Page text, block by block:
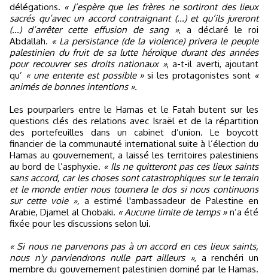
délégations. « J’espère que les frères ne sortiront des lieux
sacrés qu’avec un accord contraignant (...) et qu’ils jureront
(...) d’arrêter cette effusion de sang », a déclaré le roi
Abdallah. « La persistance (de la violence) privera le peuple
palestinien du fruit de sa lutte héroïque durant des années
pour recouvrer ses droits nationaux », a-t-il averti, ajoutant
qu’ « une entente est possible »si les protagonistes sont «
animés de bonnes intentions ».
Les pourparlers entre le Hamas et le Fatah butent sur les
questions clés des relations avec Israël et de la répartition
des portefeuilles dans un cabinet d’union. Le boycott
financier de la communauté international suite à l’élection du
Hamas au gouvernement, a laissé les territoires palestiniens
au bord de l’asphyxie. « Ils ne quitteront pas ces lieux saints
sans accord, car les choses sont catastrophiques sur le terrain
et le monde entier nous tournera le dos si nous continuons
sur cette voie », a estimé l'ambassadeur de Palestine en
Arabie, Djamel al Chobaki. « Aucune limite de temps »n’a été
fixée pour les discussions selon lui.
« Si nous ne parvenons pas à un accord en ces lieux saints,
nous n'y parviendrons nulle part ailleurs », a renchéri un
membre du gouvernement palestinien dominé par le Hamas.